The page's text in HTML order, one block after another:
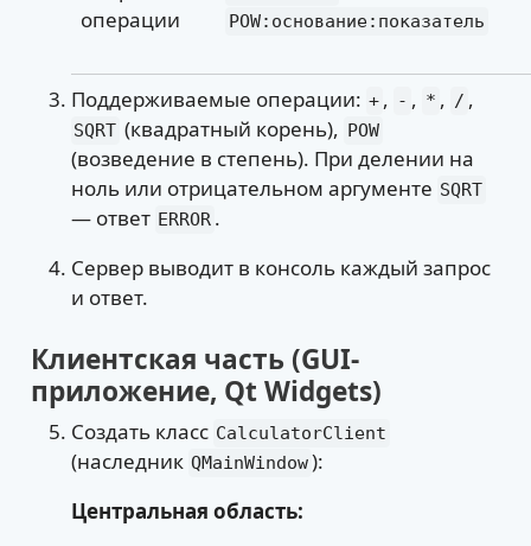
операции
POW:основание:показатель
Поддерживаемые операции: + , - , * , / ,
SQRT (квадратный корень), POW
(возведение в степень). При делении на
ноль или отрицательном аргументе SQRT
— ответ ERROR .
Сервер выводит в консоль каждый запрос
и ответ.
Клиентская часть (GUI-
приложение, Qt Widgets)
Создать класс CalculatorClient
(наследник QMainWindow):
Центральная область: